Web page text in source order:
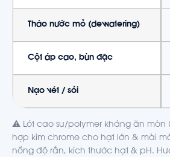
Tháo nước mỏ (dewatering)
Cột áp cao, bùn đặc
Nạo vét / sỏi
⚠️ Lót cao su/polymer kháng ăn mòn
hợp kim chrome cho hạt lớn & mài
nồng độ rắn, kích thước hạt & pH.